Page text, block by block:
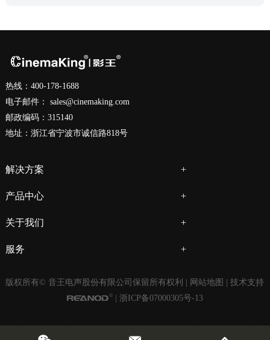
热线：400-178-1688
电子邮件： sales@cinemaking.com
邮政编码：315140
地址：浙江省宁波市诚信路818号
解决方案
产品中心
关于我们
服务
版权所有© 音王电声股份有限公司保留所有权利 | 网站地图
| 技术支持
浙ICP备07000305号-13